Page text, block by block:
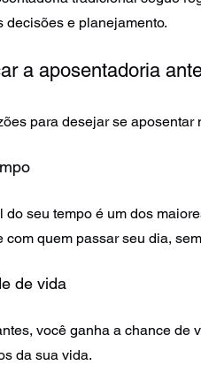
decisões e planejamento.
a aposentadoria
para desejar se aposentar
do seu tempo é um dos
com quem passar seu dia,
de vida
você ganha a chance
da sua vida.